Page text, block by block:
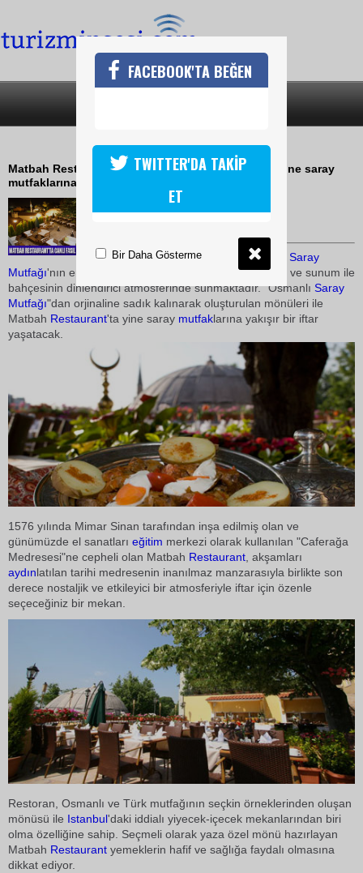
SULTANLARIN SOFRASINA BEKLERİZ
Matbah Restaurant Osmanlı Mutfağı bu ramazan yine saray
mutfaklarına yakışır bir iftar yaşatacak
13 Ağustos 2010 / 09:00
MatbahRestaurant ,Osmanlı Saray
Mutfağı'nın en seçkin örneklerini,
lere yakışır tat ve sunum ile
bahçesinin dinlendirici atmosferinde sunmaktadır. "Osmanlı Saray
Mutfağı"dan orjinaline sadık kalınarak oluşturulan mönüleri ile
Matbah Restaurant'ta yine saray mutfaklarına yakışır bir iftar
yaşatacak.
1576 yılında Mimar Sinan tarafından inşa edilmiş olan ve
günümüzde el sanatları eğitim merkezi olarak kullanılan "Caferağa
Medresesi"ne cepheli olan Matbah Restaurant , akşamları
aydınlatılan tarihi medresenin inanılmaz manzarasıyla birlikte son
derece nostaljik ve etkileyici bir atmosferiyle iftar için özenle
seçeceğiniz bir mekan.
Restoran, Osmanlı ve Türk mutfağının seçkin örneklerinden oluşan
mönüsü ile Istanbul'daki iddialı yiyecek-içecek mekanlarından biri
olma özelliğine sahip. Seçmeli olarak yaza özel mönü hazırlayan
Matbah Restaurant yemeklerin hafif ve sağlığa faydalı olmasına
dikkat ediyor.
FACEBOOK'TA BEĞEN
TWITTER'DA TAKİP
ET
Bir Daha Gösterme